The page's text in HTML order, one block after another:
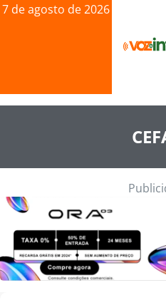
7 de agosto de 2026